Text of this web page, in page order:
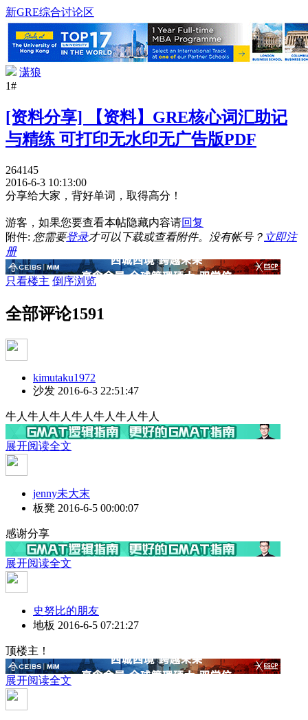
新GRE综合讨论区
潇狼
1#
[资料分享] 【资料】GRE核心词汇助记
与精练 可打印无水印无广告版PDF
264145
2016-6-3 10:13:00
分享给大家，背好单词，取得高分！
游客，如果您要查看本帖隐藏内容请回复
附件: 您需要登录才可以下载或查看附件。没有帐号？ 立即注
册
只看楼主 倒序浏览
全部评论1591
kimutaku1972
沙发 2016-6-3 22:51:47
牛人牛人牛人牛人牛人牛人牛人
展开阅读全文
jenny未大末
板凳 2016-6-5 00:00:07
感谢分享
展开阅读全文
史努比的朋友
地板 2016-6-5 07:21:27
顶楼主！
展开阅读全文